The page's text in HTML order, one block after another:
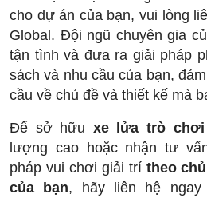
cho dự án của bạn, vui lòng
Global. Đội ngũ chuyên gia
tận tình và đưa ra giải pháp
sách và nhu cầu của bạn,
cầu về chủ đề và thiết kế mà
Để sở hữu xe lửa trò
lượng cao hoặc nhận tư
pháp vui chơi giải trí theo
của bạn, hãy liên hệ ngay